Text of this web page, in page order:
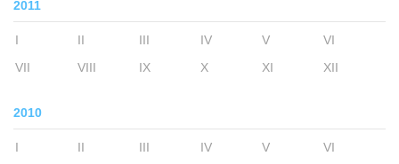
2011
I II III IV V
VI
VII
VIII IX X XI XII
2010
I II III IV V
VI